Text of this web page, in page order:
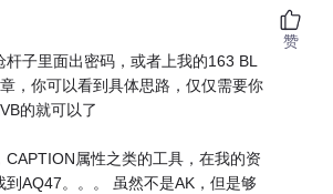
杆子里面出密码，或者上我的163 BL
，你可以看到具体思路，仅仅需要你
的就可以了
CAPTION属性之类的工具，在我的资
到AQ47。。。 虽然不是AK，但是够
赞